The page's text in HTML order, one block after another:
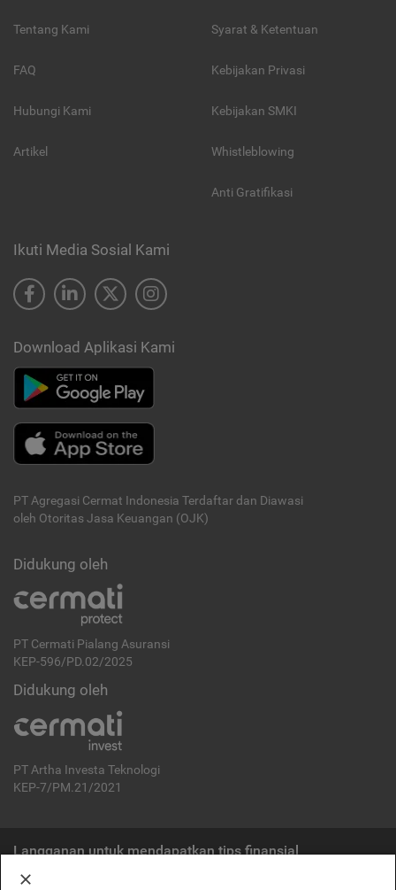
Tentang Kami
FAQ
Hubungi Kami
Artikel
Syarat & Ketentuan
Kebijakan Privasi
Kebijakan SMKI
Whistleblowing
Anti Gratifikasi
Ikuti Media Sosial Kami
Download Aplikasi Kami
PT Agregasi Cermat Indonesia Terdaftar dan Diawasi
oleh Otoritas Jasa Keuangan (OJK)
Didukung oleh
PT Cermati Pialang Asuransi
KEP-596/PD.02/2025
Didukung oleh
PT Artha Investa Teknologi
KEP-7/PM.21/2021
Langganan untuk mendapatkan tips finansial